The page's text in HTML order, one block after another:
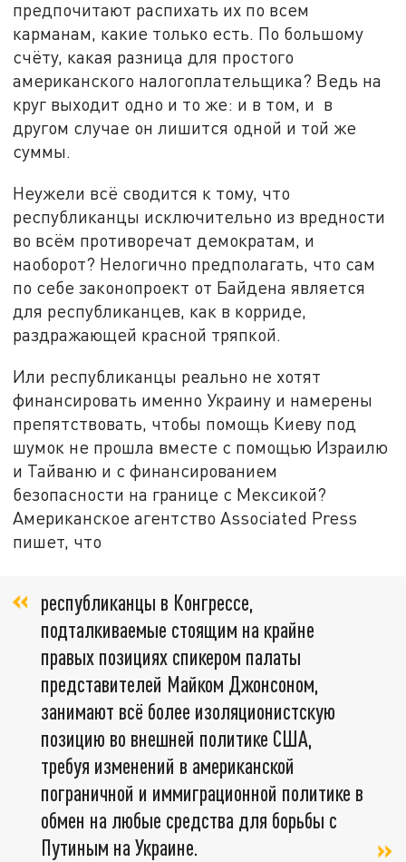
предпочитают распихать их по всем
карманам, какие только есть. По большому
счёту, какая разница для простого
американского налогоплательщика? Ведь на
круг выходит одно и то же: и в том, и в
другом случае он лишится одной и той же
суммы.
Неужели всё сводится к тому, что
республиканцы исключительно из вредности
во всём противоречат демократам, и
наоборот? Нелогично предполагать, что сам
по себе законопроект от Байдена является
для республиканцев, как в корриде,
раздражающей красной тряпкой.
Или республиканцы реально не хотят
финансировать именно Украину и намерены
препятствовать, чтобы помощь Киеву под
шумок не прошла вместе с помощью Израилю
и Тайваню и с финансированием
безопасности на границе с Мексикой?
Американское агентство Associated Press
пишет, что
республиканцы в Конгрессе,
подталкиваемые стоящим на крайне
правых позициях спикером палаты
представителей Майком Джонсоном,
занимают всё более изоляционистскую
позицию во внешней политике США,
требуя изменений в американской
пограничной и иммиграционной политике в
обмен на любые средства для борьбы с
Путиным на Украине.